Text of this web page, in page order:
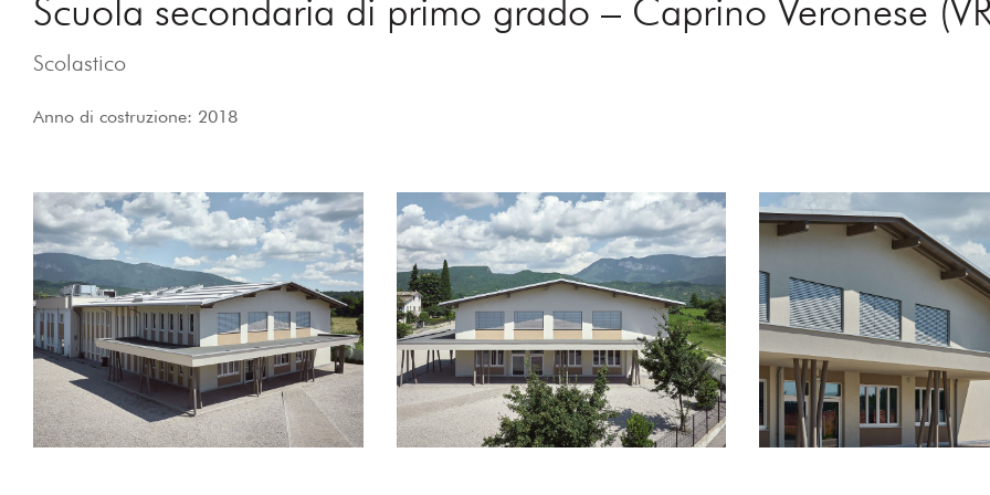
Scuola secondaria di primo grado – Caprino Veronese
Scolastico
Anno di costruzione: 2018